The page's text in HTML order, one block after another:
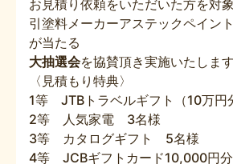
お見積り依頼をいただいた方を対
引塗料メーカーアステックペイン
が当たる
大抽選会を協賛頂き実施いたします
〈見積もり特典〉
1等 JTBトラベルギフト（10万
2等 人気家電 3名様
3等 カタログギフト 5名様
4等 JCBギフトカード10,000円